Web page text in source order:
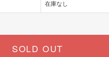
在庫なし
SOLD OUT